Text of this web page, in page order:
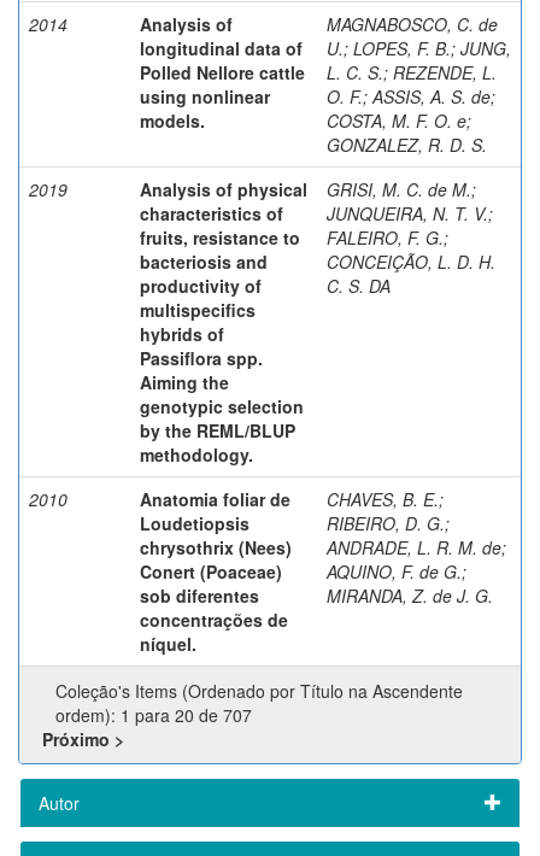
2014
Analysis of
longitudinal data of
Polled Nellore cattle
using nonlinear
models.
MAGNABOSCO, C. de
U.; LOPES, F. B.; JUNG,
L. C. S.; REZENDE, L.
O. F.; ASSIS, A. S. de;
COSTA, M. F. O. e;
GONZALEZ, R. D. S.
2019
Analysis of physical
characteristics of
fruits, resistance to
bacteriosis and
productivity of
multispecifics
hybrids of
Passiflora spp.
Aiming the
genotypic selection
by the REML/BLUP
methodology.
GRISI, M. C. de M.;
JUNQUEIRA, N. T. V.;
FALEIRO, F. G.;
CONCEIÇÃO, L. D. H.
C. S. DA
2010
Anatomia foliar de
Loudetiopsis
chrysothrix (Nees)
Conert (Poaceae)
sob diferentes
concentrações de
níquel.
CHAVES, B. E.;
RIBEIRO, D. G.;
ANDRADE, L. R. M. de;
AQUINO, F. de G.;
MIRANDA, Z. de J. G.
Coleção's Items (Ordenado por Título na Ascendente
ordem): 1 para 20 de 707
Próximo >
Autor